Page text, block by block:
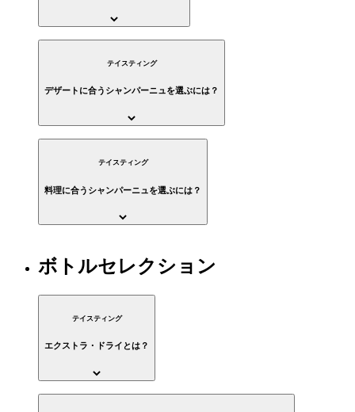
テイスティング
デザートに合うシャンパーニュを選ぶには？
テイスティング
料理に合うシャンパーニュを選ぶには？
ボトルセレクション
テイスティング
エクストラ・ドライとは？